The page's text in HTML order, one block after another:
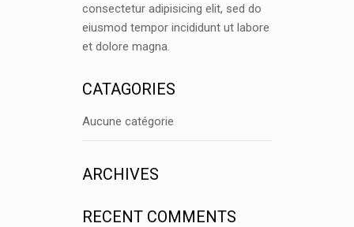
consectetur adipisicing elit, sed do
eiusmod tempor incididunt ut labore
et dolore magna.
CATAGORIES
Aucune catégorie
ARCHIVES
RECENT COMMENTS